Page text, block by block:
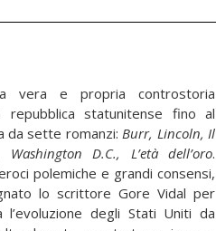
vera e propria controstoria
repubblica statunitense fino al
da sette romanzi: Burr, Lincoln, Il
D.C., L’età dell’oro.
polemiche e grandi consensi,
lo scrittore Gore Vidal per
degli Stati Uniti da